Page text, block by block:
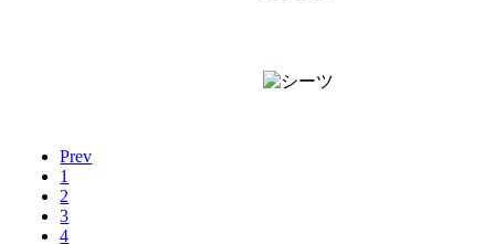
Prev
1
2
3
4